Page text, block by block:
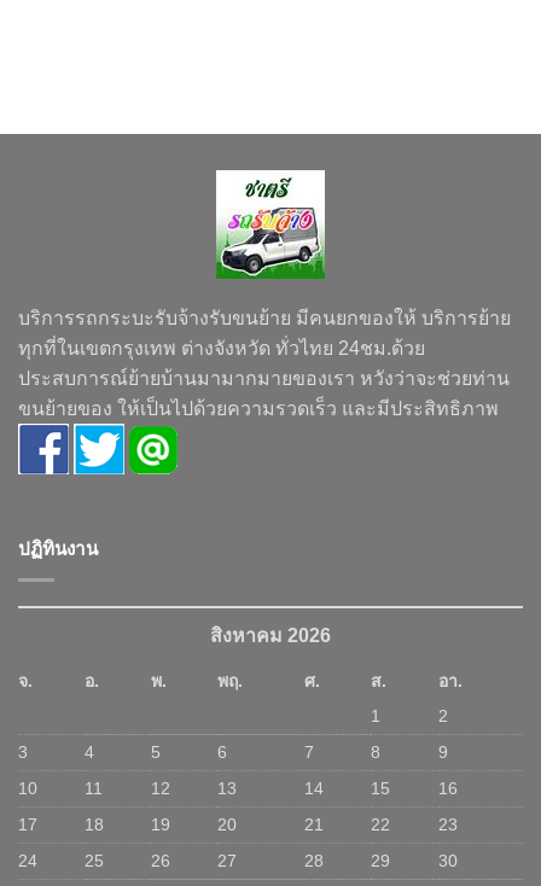
บริการรถกระบะรับจ้างรับขนย้าย มีคนยกของให้ บริการย้าย
ทุกที่ในเขตกรุงเทพ ต่างจังหวัด ทั่วไทย 24ชม.ด้วย
ประสบการณ์ย้ายบ้านมามากมายของเรา หวังว่าจะช่วยท่าน
ขนย้ายของ ให้เป็นไปด้วยความรวดเร็ว และมีประสิทธิภาพ
ปฏิทินงาน
สิงหาคม 2026
จ. อ. พ. พฤ. ศ. ส.
อา.
1
2
3
4 5 6 7 8
9
10
11 12 13 14 15
16
17
18 19 20 21 22
23
24
25 26 27 28 29
30